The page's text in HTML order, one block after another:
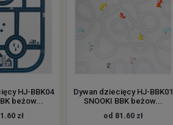
HJ-BBK04
beżow...
zł
Dywan dziecięcy HJ-BBK01
SNOOKI BBK beżow...
od 81.60 zł